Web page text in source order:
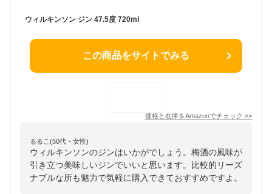
ウィルキンソン ジン 47.5度 720ml
この商品をサイトでみる
価格と在庫をAmazonでチェック >>
るるこ(50代・女性)
ウィルキンソンのジンはいかがでしょう。梅酒の風味が
引き立つ美味しいジンでいいと思います。比較的リーズ
ナブルな所も魅力で気軽に購入できておすすめですよ。